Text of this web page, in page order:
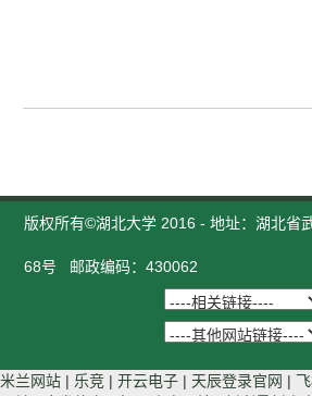
版权所有©湖北大学 2016 - 地址：湖北省
68号 邮政编码：430062
米兰网站 | 乐竞 | 开云电子 | 天辰登录官网 |